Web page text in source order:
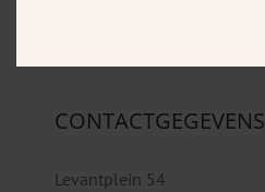
CONTACTGEGEVENS
Levantplein 54